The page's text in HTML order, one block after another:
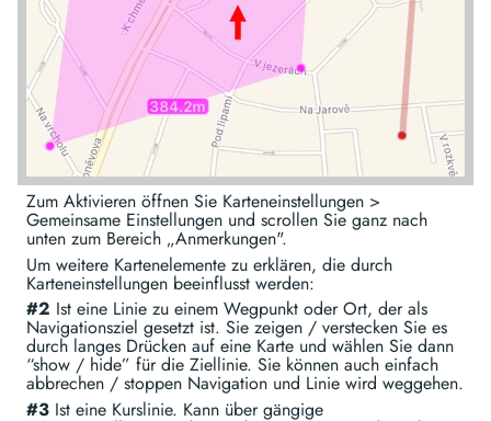
Zum Aktivieren öffnen Sie Karteneinstellungen >
Gemeinsame Einstellungen und scrollen Sie ganz nach
unten zum Bereich „Anmerkungen".
Um weitere Kartenelemente zu erklären, die durch
Karteneinstellungen beeinflusst werden:
#2 Ist eine Linie zu einem Wegpunkt oder Ort, der als
Navigationsziel gesetzt ist. Sie zeigen / verstecken Sie es
durch langes Drücken auf eine Karte und wählen Sie dann
“show / hide” für die Ziellinie. Sie können auch einfach
abbrechen / stoppen Navigation und Linie wird weggehen.
#3 Ist eine Kurslinie. Kann über gängige